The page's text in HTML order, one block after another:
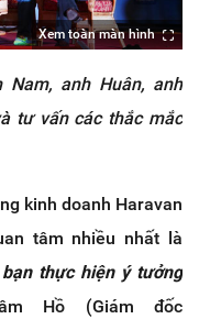
Xem toàn màn hình
Nam, anh Huân, anh
tư vấn các thắc mắc
kinh doanh Haravan
tâm nhiều nhất là
thực hiện ý tưởng
Hồ (Giám đốc